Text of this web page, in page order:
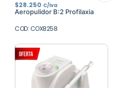
$28.250 C/Iva
Aeropulidor B:2 Profilaxia
COD: COX8258